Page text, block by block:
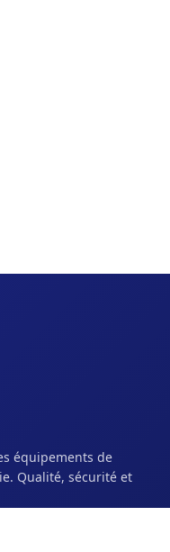
équipements de
Qualité, sécurité et